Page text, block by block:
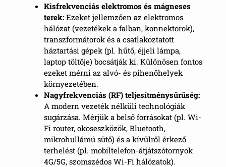
Kisfrekvenciás elektromos és mágneses
terek: Ezeket jellemzően az elektromos
hálózat (vezetékek a falban, konnektorok),
transzformátorok és a csatlakoztatott
háztartási gépek (pl. hűtő, éjjeli lámpa,
laptop töltője) bocsátják ki. Különösen fontos
ezeket mérni az alvó- és pihenőhelyek
környezetében.
Nagyfrekvenciás (RF) teljesítménysűrűség:
A modern vezeték nélküli technológiák
sugárzása. Mérjük a belső forrásokat (pl. Wi-
Fi router, okoseszközök, Bluetooth,
mikrohullámú sütő) és a kívülről érkező
terhelést (pl. mobiltelefon-átjátszótornyok
4G/5G, szomszédos Wi-Fi hálózatok).